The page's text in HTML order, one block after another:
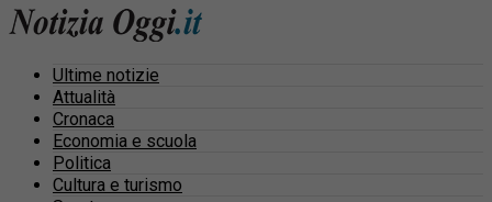
Ultime notizie
Attualità
Cronaca
Economia e scuola
Politica
Cultura e turismo